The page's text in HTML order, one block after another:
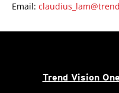
Email:
Trend Vision